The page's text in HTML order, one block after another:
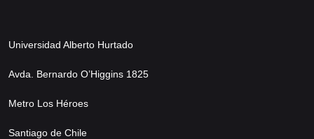
Universidad Alberto Hurtado
Avda. Bernardo O’Higgins 1825
Metro Los Héroes
Santiago de Chile